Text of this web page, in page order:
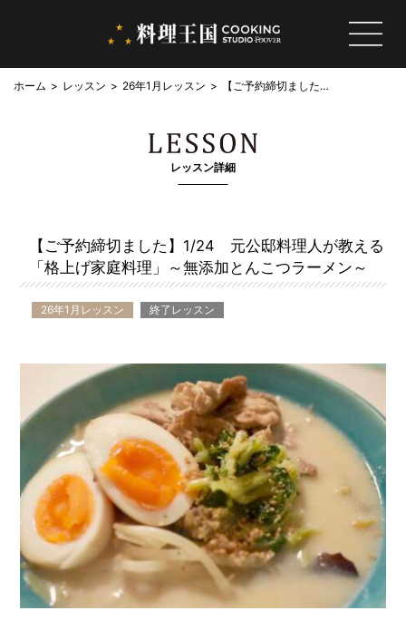
ホーム レッスン 26年1月レッスン
【ご予約締切ました】
料理」～無添加とんこ
つラーメン～
レッスン詳細
【ご予約締切ました】1/24 元公邸料理人が教える
「格上げ家庭料理」～無添加とんこつラーメン～
26年1月レッスン 終了レッスン